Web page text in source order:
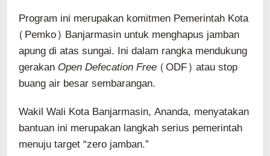
Program ini merupakan komitmen Pemerintah Kota
(Pemko) Banjarmasin untuk menghapus jamban
apung di atas sungai. Ini dalam rangka mendukung
gerakanOpen Defecation Free (ODF) atau stop
buang air besar sembarangan.
Wakil Wali Kota Banjarmasin, Ananda, menyatakan
bantuan ini merupakan langkah serius pemerintah
menuju target “zero jamban.”